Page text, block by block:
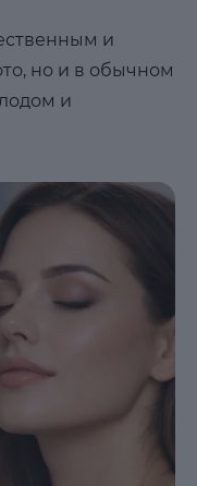
и
но и в обычном
и